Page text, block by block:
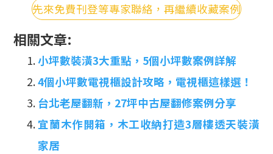
先來免費刊登等專家聯絡，再繼續收藏案例
相關文章:
小坪數裝潢3大重點，5個小坪數案例詳解
4個小坪數電視櫃設計攻略，電視櫃這樣選！
台北老屋翻新，27坪中古屋翻修案例分享
宜蘭木作開箱，木工收納打造3層樓透天裝潢
家居